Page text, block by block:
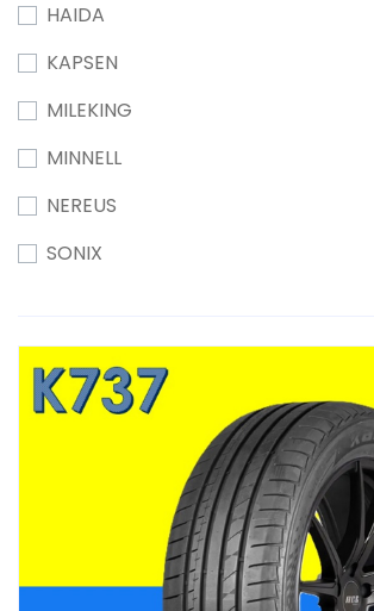
HAIDA
KAPSEN
MILEKING
MINNELL
NEREUS
SONIX